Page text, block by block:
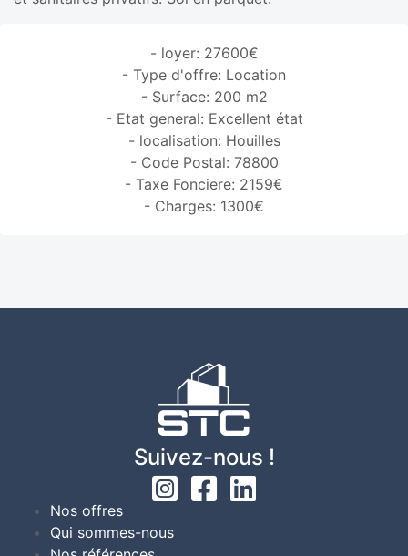
- loyer: 27600€
- Type d'offre: Location
- Surface: 200 m2
- Etat general: Excellent état
- localisation: Houilles
- Code Postal: 78800
- Taxe Fonciere: 2159€
- Charges: 1300€
Suivez-nous !
Nos offres
Qui sommes-nous